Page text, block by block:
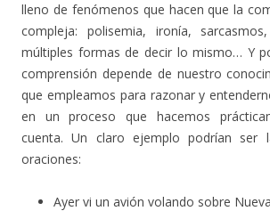
lleno de fenómenos que hacen que la
compleja: polisemia, ironía,
múltiples formas de decir lo mismo… Y
comprensión depende de nuestro
que empleamos para razonar y
en un proceso que hacemos
cuenta. Un claro ejemplo podrían ser
oraciones:
Ayer vi un avión volando sobre